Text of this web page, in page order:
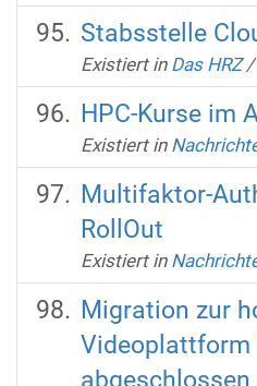
Stabsstelle
Existiert in Das HRZ /
HPC-Kurse im
Existiert in
Multifaktor-
RollOut
Existiert in
Migration zur
Videoplattform
abgeschlossen